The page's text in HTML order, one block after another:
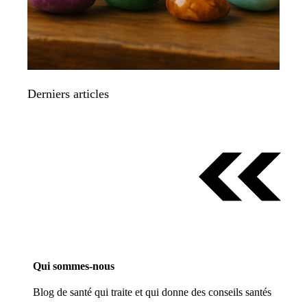
Derniers articles
Qui sommes-nous
Blog de santé qui traite et qui donne des conseils santés